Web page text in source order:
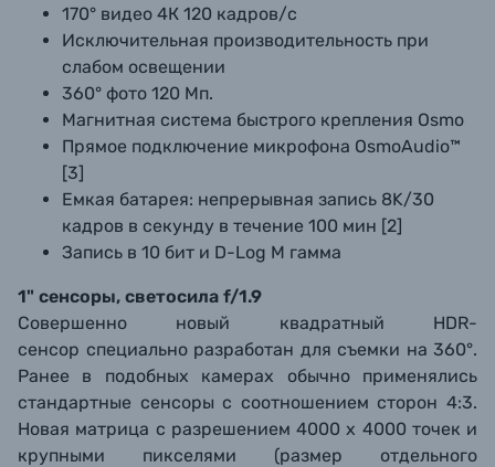
170° видео 4К 120 кадров/с
Исключительная производительность при
слабом освещении
360° фото 120 Мп.
Магнитная система быстрого крепления Osmo
Прямое подключение микрофона OsmoAudio™
[3]
Емкая батарея: непрерывная запись 8K/30
кадров в секунду в течение 100 мин [2]
Запись в 10 бит и D-Log M гамма
1" сенсоры, светосила f/1.9
Совершенно новый квадратный HDR-
сенсор специально разработан для съемки на 360°.
Ранее в подобных камерах обычно применялись
стандартные сенсоры с соотношением сторон 4:3.
Новая матрица с разрешением 4000 х 4000 точек и
крупными пикселями (размер отдельного